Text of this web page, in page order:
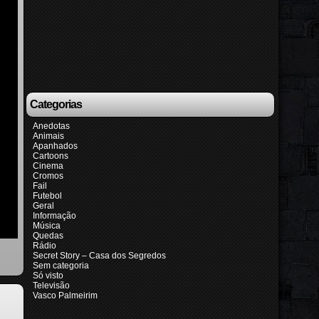
Categorias
Anedotas
Animais
Apanhados
Cartoons
Cinema
Cromos
Fail
Futebol
Geral
Informação
Música
Quedas
Rádio
Secret Story – Casa dos Segredos
Sem categoria
Só visto
Televisão
Vasco Palmeirim